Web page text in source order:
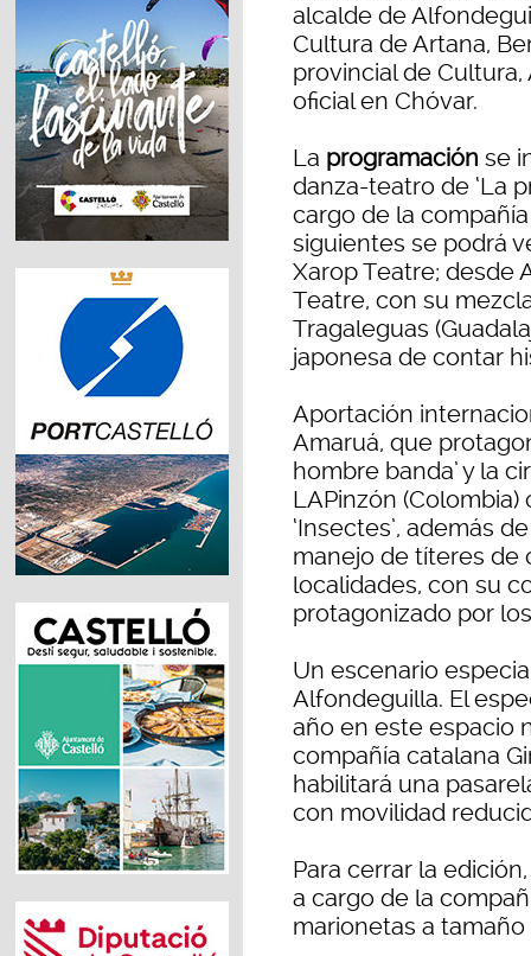
alcalde de
Cultura de Artana,
provincial de
oficial en Chóvar.
La programación se
danza-teatro de ‘La
cargo de la
siguientes se podrá
Xarop Teatre; desde
Teatre, con su
Tragaleguas
japonesa de contar
Aportación
Amaruá, que
hombre banda’ y la
LAPinzón
‘Insectes’, además
manejo de títeres de
localidades, con su
protagonizado por
Un escenario
Alfondeguilla. El
año en este espacio
compañía catalana
habilitará una
con movilidad
Para cerrar la
a cargo de la
marionetas a tamaño